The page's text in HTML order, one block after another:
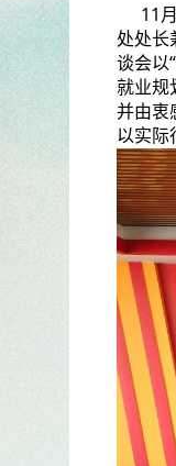
11
处处长
谈会以
就业规
并由衷
以实际